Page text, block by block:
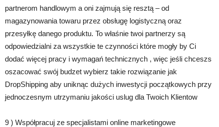
partnerom handlowym a oni zajmują się resztą – od
magazynowania towaru przez obsługę logistyczną oraz
przesyłkę danego produktu. To właśnie twoi partnerzy są
odpowiedzialni za wszystkie te czynności które mogły by Ci
dodać więcej pracy i wymagań technicznych , więc jeśli chceszs
oszacować swój budzet wybierz takie rozwiązanie jak
DropShipping aby uniknąc dużych inwestycji początkowych przy
jednoczesnym utrzymaniu jakości uslug dla Twoich Klientow
9 ) Współpracuj ze specjalistami online marketingowe